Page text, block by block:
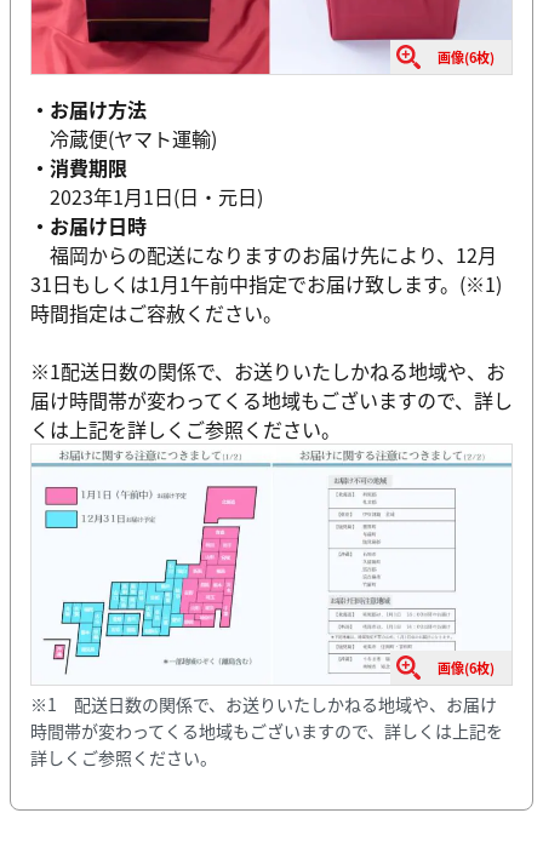
画像(6枚)
・お届け方法
冷蔵便(ヤマト運輸)
・消費期限
2023年1月1日(日・元日)
・お届け日時
福岡からの配送になりますのお届け先により、12月
31日もしくは1月1午前中指定でお届け致します。(※1)
時間指定はご容赦ください。
※1配送日数の関係で、お送りいたしかねる地域や、お
届け時間帯が変わってくる地域もございますので、詳し
くは上記を詳しくご参照ください。
画像(6枚)
※1 配送日数の関係で、お送りいたしかねる地域や、お届け
時間帯が変わってくる地域もございますので、詳しくは上記を
詳しくご参照ください。